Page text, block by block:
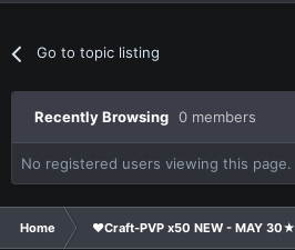
Go to topic listing
Recently Browsing 0 members
No registered users viewing this page.
Home ❤Craft-PVP x50 NEW - MAY 30★